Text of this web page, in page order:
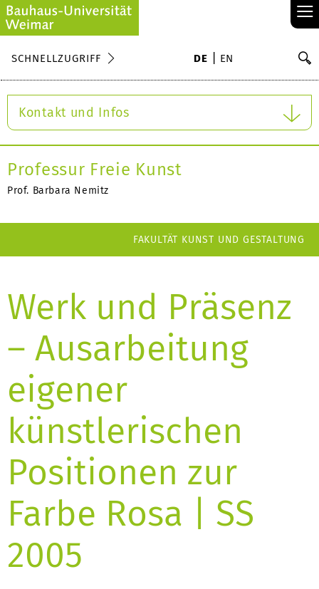
≡
SCHNELLZUGRIFF DE EN
Kontakt und Infos
Professur Freie Kunst
Prof. Barbara Nemitz
FAKULTÄT KUNST UND GESTALTUNG
Werk und Präsenz
– Ausarbeitung
eigener
künstlerischen
Positionen zur
Farbe Rosa | SS
2005